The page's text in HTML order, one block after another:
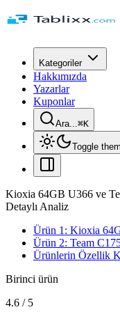
Kategoriler
Hakkımızda
Yazarlar
Kuponlar
Ara...⌘K
Toggle
Kioxia 64GB U366 ve
Detaylı Analiz
Ürün 1: Kioxia
Ürün 2: Team
Ürünlerin Özellik
Birinci ürün
4.6 / 5